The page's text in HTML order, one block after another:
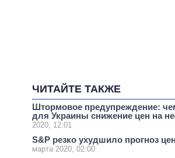
ЧИТАЙТЕ ТАКЖЕ
Штормовое предупреждение:
для Украины снижение цен на
2020, 12:01
S&P резко ухудшило прогноз
марта 2020, 02:00